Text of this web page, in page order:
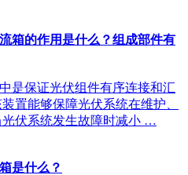
箱的作用是什么？组成部件有
是保证光伏组件有序连接和汇
置能够保障光伏系统在维护、
伏系统发生故障时减小 …
是什么？